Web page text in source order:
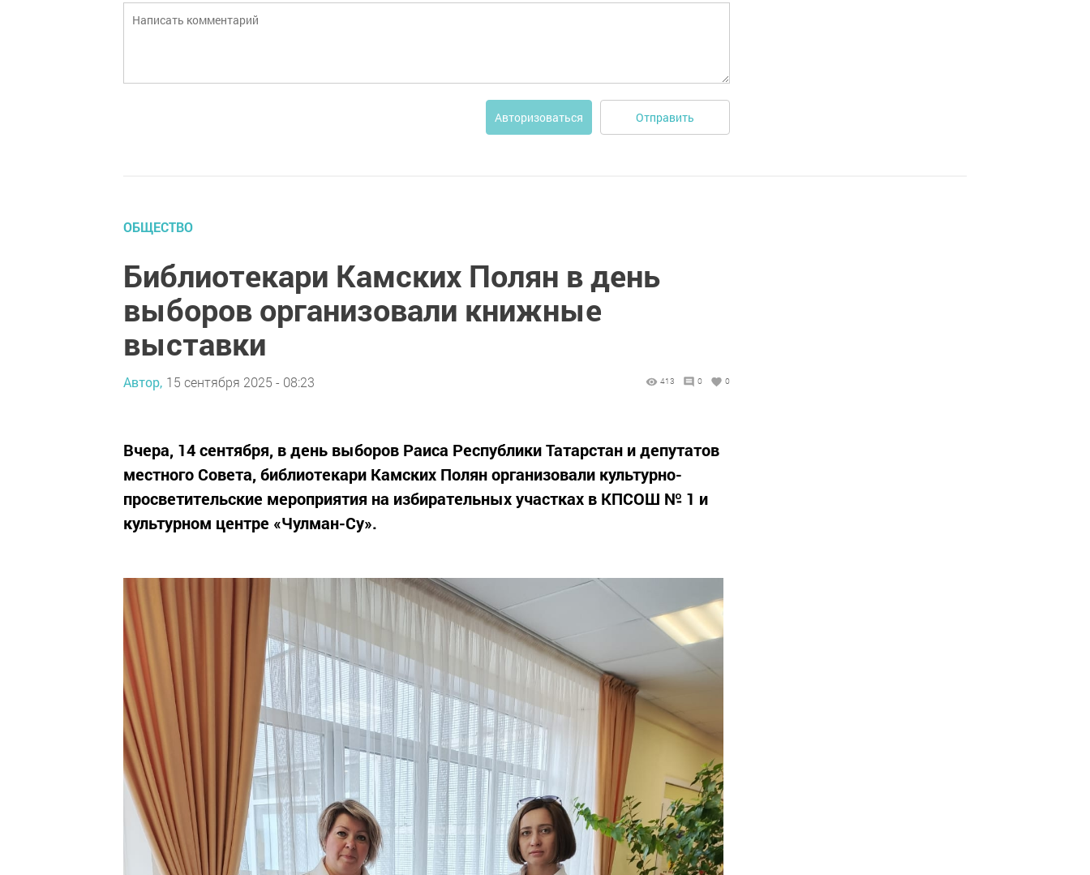
Авторизоваться Отправить
ОБЩЕСТВО
Библиотекари Камских Полян в день
выборов организовали книжные
выставки
Автор, 15 сентября 2025 - 08:23 413 0 0
Вчера, 14 сентября, в день выборов Раиса Республики Татарстан и депутатов
местного Совета, библиотекари Камских Полян организовали культурно-
просветительские мероприятия на избирательных участках в КПСОШ № 1 и
культурном центре «Чулман-Су».